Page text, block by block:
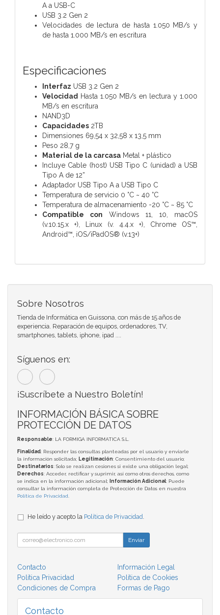
A a USB-C
USB 3.2 Gen 2
Velocidades de lectura de hasta 1.050 MB/s y
de hasta 1.000 MB/s en escritura
Especificaciones
Interfaz USB 3.2 Gen 2
Velocidad
Hasta 1.050 MB/s en lectura y 1.000
MB/s en escritura
NAND3D
Capacidades 2TB
Dimensiones 69,54 x 32,58 x 13,5 mm
Peso 28,7 g
Material de la carcasa Metal + plástico
Incluye Cable (host) USB Tipo C (unidad) a USB
Tipo A de 12”
Adaptador USB Tipo A a USB Tipo C
Temperatura de servicio 0 °C ~ 40 °C
Temperatura de almacenamiento -20 °C ~ 85 °C
Compatible con Windows 11, 10, macOS
(v.10.15.x +), Linux (v. 4.4.x +), Chrome OS™,
Android™, iOS/iPadOS® (v.13+)
Sobre Nosotros
Tienda de Informática en Guissona, con más de 15 años de
experiencia. Reparación de equipos, ordenadores, TV,
smartphones, tablets, iphone, ipad ....
Síguenos en:
¡Suscríbete a Nuestro Boletín!
INFORMACIÓN BÁSICA SOBRE
PROTECCIÓN DE DATOS
Responsable: LA FORMIGA INFORMATICA S.L.
Finalidad: Responder las consultas planteadas por el usuario y enviarle
la información solicitada; Legitimación: Consentimiento del usuario;
Destinatarios: Solo se realizan cesiones si existe una obligación legal;
Derechos: Acceder, rectificar y suprimir, así como otros derechos, como
se indica en la información adicional;
Información Adicional: Puede
consultar la información completa de Protección de Datos en nuestra
Política de Privacidad
He leído y acepto la Política de Privacidad
Enviar
Contacto
Información Legal
Política Privacidad
Política de Cookies
Condiciones de Compra
Formas de Pago
Contacto